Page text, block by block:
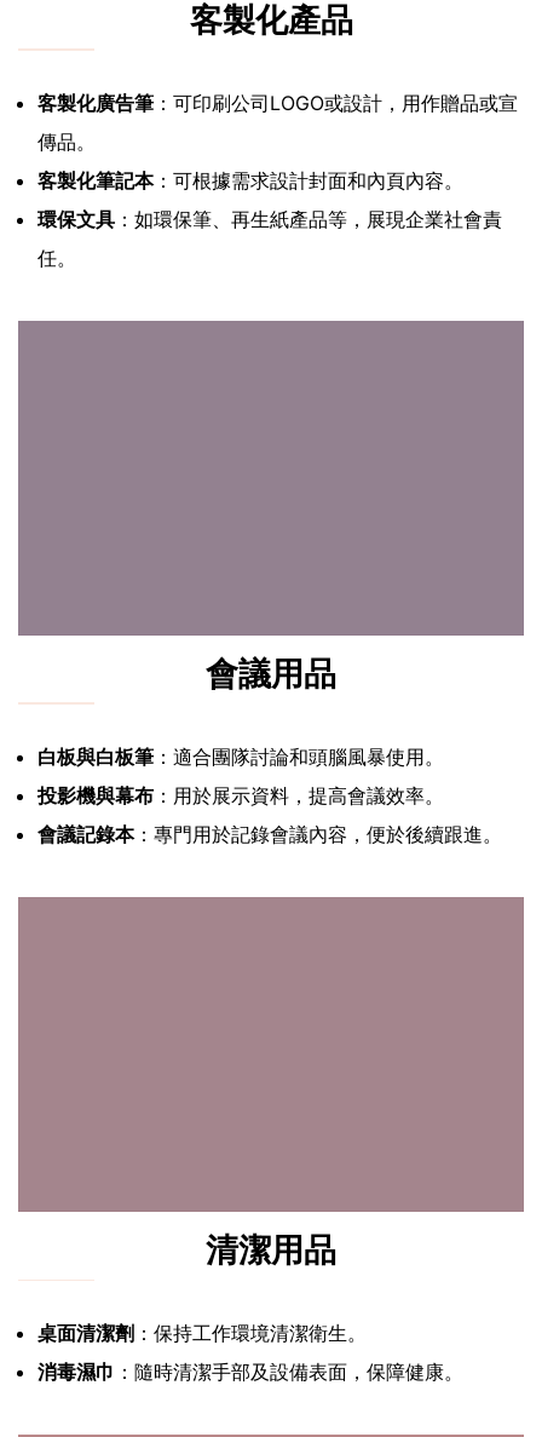
客製化產品
客製化廣告筆 ：可印刷公司LOGO或設計，用作贈品或宣
傳品。
客製化筆記本：可根據需求設計封面和內頁內容。
環保文具 ：如環保筆、再生紙產品等，展現企業社會責
任。
會議用品
白板與白板筆 ：適合團隊討論和頭腦風暴使用。
投影機與幕布 ：用於展示資料，提高會議效率。
會議記錄本：專門用於記錄會議內容，便於後續跟進。
清潔用品
桌面清潔劑 ：保持工作環境清潔衛生。
消毒濕巾 ：隨時清潔手部及設備表面，保障健康。